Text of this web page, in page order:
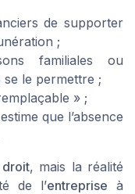
de supporter
;
familiales ou
le permettre ;
» ;
estime que l’absence
droit, mais la réalité
de l’entreprise à